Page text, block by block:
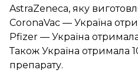
AstraZeneca, яку
CoronaVac — Україна
Pfizer — Україна
Також Україна отримала
препарату.